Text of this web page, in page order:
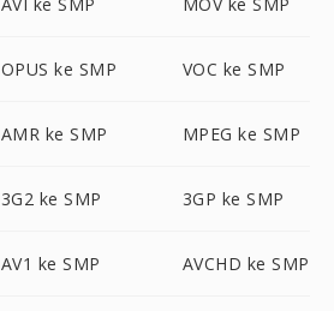
OPUS ke SMP VOC ke SMP
AMR ke SMP MPEG ke SMP
3G2 ke SMP 3GP ke SMP
AV1 ke SMP AVCHD ke SMP